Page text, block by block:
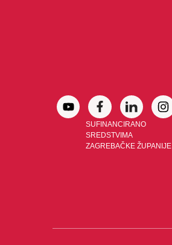
SUFINANCIRANO
SREDSTVIMA
ZAGREBAČKE ŽUPANIJE